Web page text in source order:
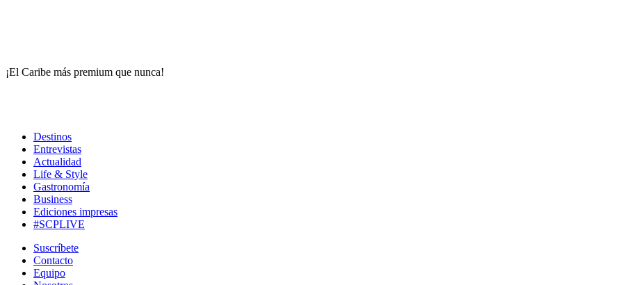
¡El Caribe más premium que nunca!
Destinos
Entrevistas
Actualidad
Life & Style
Gastronomía
Business
Ediciones impresas
#SCPLIVE
Suscríbete
Contacto
Equipo